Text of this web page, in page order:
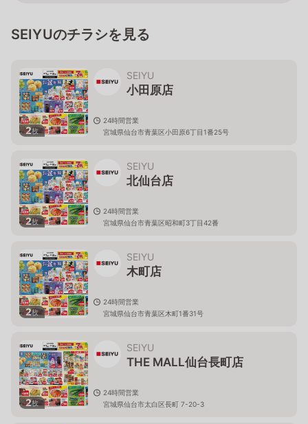
SEIYUのチラシを見る
2枚
SEIYU
小田原店
24時間営業
宮城県仙台市青葉区小田原6丁目1番25号
2枚
SEIYU
北仙台店
24時間営業
宮城県仙台市青葉区昭和町3丁目42番
2枚
SEIYU
木町店
24時間営業
宮城県仙台市青葉区木町1番31号
2枚
SEIYU
THE MALL仙台長町店
24時間営業
宮城県仙台市太白区長町 7-20-3